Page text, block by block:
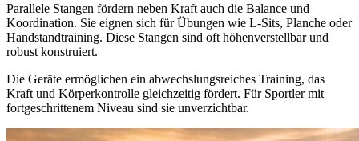
Parallele Stangen fördern neben Kraft auch die Balance und
Koordination. Sie eignen sich für Übungen wie L-Sits, Planche oder
Handstandtraining. Diese Stangen sind oft höhenverstellbar und
robust konstruiert.
Die Geräte ermöglichen ein abwechslungsreiches Training, das
Kraft und Körperkontrolle gleichzeitig fördert. Für Sportler mit
fortgeschrittenem Niveau sind sie unverzichtbar.